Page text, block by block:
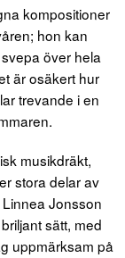
kompositioner
hon kan
över hela
är osäkert hur
trevande i en
musikdräkt,
stora delar av
Jonsson
sätt, med
uppmärksam på